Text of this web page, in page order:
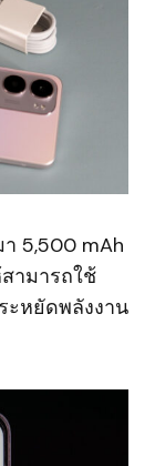
5,500 mAh
ามารถใช้
ะหยัดพลังงาน